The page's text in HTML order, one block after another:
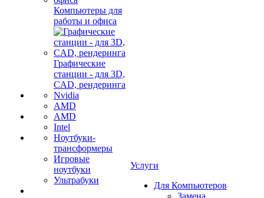
Компьютеры для
работы и офиса
Графические
станции - для 3D,
CAD, рендеринга
Nvidia
AMD
AMD
Intel
Ноутбуки-
трансформеры
Игровые
ноутбуки
Ультрабуки
Услуги
Для Компьютеров
Замена